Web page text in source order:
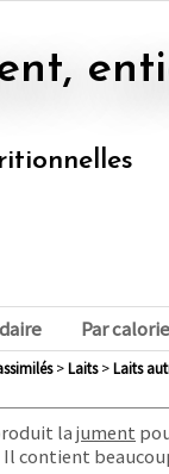
Par
> laits> laits
lajument
contient